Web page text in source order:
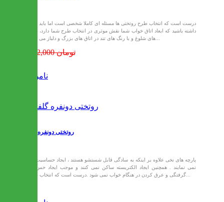
درست است که انتخاب طرح روتختی ها مسئله ای کاملا شخصی است اما باید توجه
داشته باشید که ابعاد اتاق خواب شما نقش موثری در انتخاب طرح شما دارد، طرح
1,702,000 تومان
ناموجود
روتختی دونفره گلفام
پارچه های نخی علاوه بر اینکه به سادگی قابل شستشو هستند ، ایجاد حساسیت نیز
نمی نمایند . همچنین ایجاد الکتریسته ساکن نمی کنند و موجب ایجاد حس گر
گرفتگی و عرق کردن در هنگام خواب نمی شود .درست است که انتخاب طرح...